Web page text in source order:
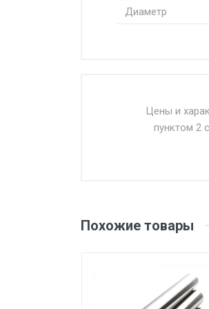
Диаметр
Доставка
Въезд на
уплаты
Самовывоз
погрузка
Цены и
пунктом 2
Похожие товары